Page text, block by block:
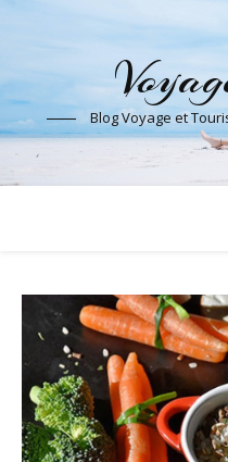
Blog Voyage et